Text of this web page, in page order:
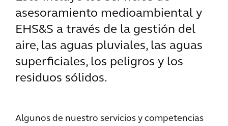
asesoramiento medioambiental y
EHS&S a través de la gestión del
aire, las aguas pluviales, las aguas
superficiales, los peligros y los
residuos sólidos.
Algunos de nuestro servicios y competencias